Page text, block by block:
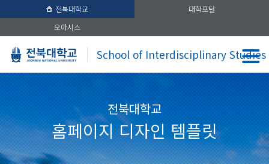
전북대학교
대학포털
오아시스
School of Interdisciplinary Studies
전북대학교
홈페이지 디자인 템플릿